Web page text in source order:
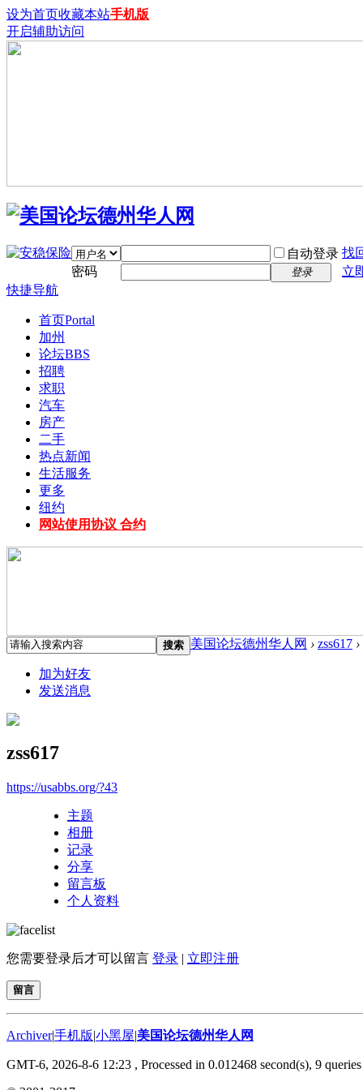
设为首页收藏本站手机版
开启辅助访问
自动登录 找
密码
登录
立
快捷导航
首页Portal
加州
论坛BBS
招聘
求职
汽车
房产
二手
热点新闻
生活服务
更多
纽约
网站使用协议 合约
搜索 美国论坛德州华人网 › zss617 ›
加为好友
发送消息
zss617
https://usabbs.org/?43
主题
相册
记录
分享
留言板
个人资料
您需要登录后才可以留言 登录 | 立即注册
留言
Archiver|手机版|小黑屋|美国论坛德州华人网
GMT-6, 2026-8-6 12:23 , Processed in 0.012468 second(s), 9